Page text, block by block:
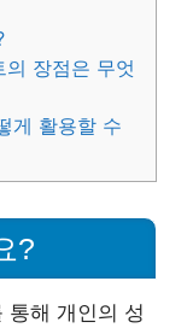
장점은 무엇
게 활용할 수
?
통해 개인의 성